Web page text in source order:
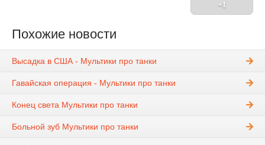
+1
Похожие новости
Высадка в США - Мультики про танки
Гавайская операция - Мультики про танки
Конец света Мультики про танки
Больной зуб Мультики про танки